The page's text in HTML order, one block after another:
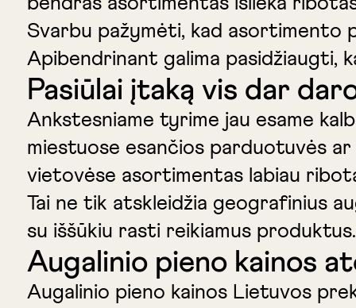
Svarbu pažymėti, kad asortimento
Apibendrinant galima pasidžiaugti,
Pasiūlai įtaką vis dar
Ankstesniame tyrime jau esame
miestuose esančios parduotuvės
vietovėse asortimentas labiau
Tai ne tik atskleidžia geografinius
su iššūkiu rasti reikiamus produktus.
Augalinio pieno kainos
Augalinio pieno kainos Lietuvos